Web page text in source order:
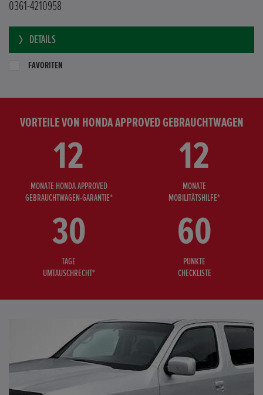
0361-4210958
DETAILS
FAVORITEN
VORTEILE VON HONDA APPROVED GEBRAUCHTWAGEN
12
MONATE HONDA APPROVED
GEBRAUCHTWAGEN-GARANTIE*
12
MONATE
MOBILITÄTSHILFE*
30
TAGE
UMTAUSCHRECHT*
60
PUNKTE
CHECKLISTE